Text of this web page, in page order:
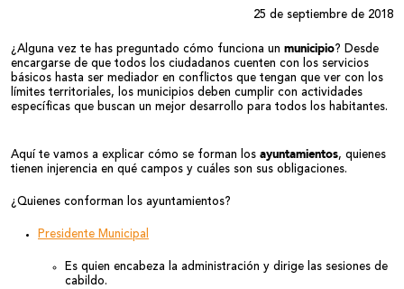
25 de septiembre de 2018
¿Alguna vez te has preguntado cómo funciona un municipio? Desde
encargarse de que todos los ciudadanos cuenten con los servicios
básicos hasta ser mediador en conflictos que tengan que ver con los
límites territoriales, los municipios deben cumplir con actividades
específicas que buscan un mejor desarrollo para todos los habitantes.
Aquí te vamos a explicar cómo se forman los ayuntamientos, quienes
tienen injerencia en qué campos y cuáles son sus obligaciones.
¿Quienes conforman los ayuntamientos?
Presidente Municipal
Es quien encabeza la administración y dirige las sesiones de
cabildo.